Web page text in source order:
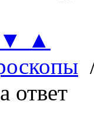
▼
▲
ответ